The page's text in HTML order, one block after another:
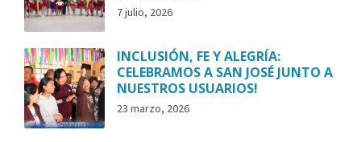
7 julio, 2026
INCLUSIÓN, FE Y ALEGRÍA:
CELEBRAMOS A SAN JOSÉ JUNTO A
NUESTROS USUARIOS!
23 marzo, 2026